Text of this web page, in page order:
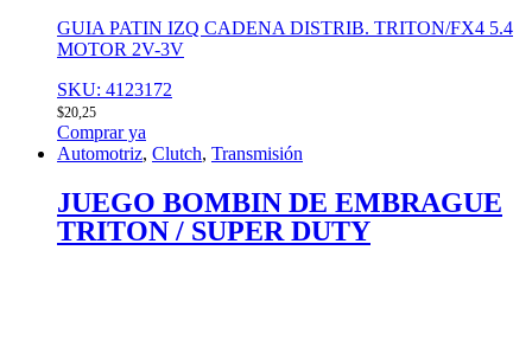
GUIA PATIN IZQ CADENA DISTRIB. TRITON/FX4 5.4
MOTOR 2V-3V
SKU: 4123172
$20,25
Comprar ya
Automotriz, Clutch, Transmisión
JUEGO BOMBIN DE EMBRAGUE
TRITON / SUPER DUTY